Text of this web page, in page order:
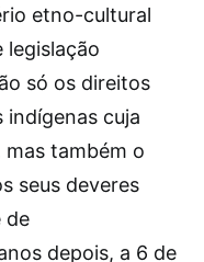
etno-cultural
legislação
só os direitos
indígenas cuja
também o
seus deveres
de
depois, a 6 de